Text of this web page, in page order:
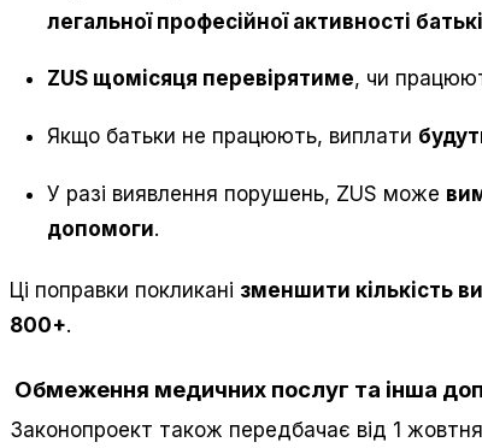
легальної професійної активності
ZUS щомісяця перевірятиме, чи
Якщо батьки не працюють, виплати
У разі виявлення порушень, ZUS може
допомоги.
Ці поправки покликані зменшити кількість
800+.
Обмеження медичних послуг та інша
Законопроект також передбачає від 1